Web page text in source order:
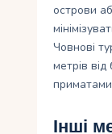
острови
Човнові
метрів
приматами
Інші